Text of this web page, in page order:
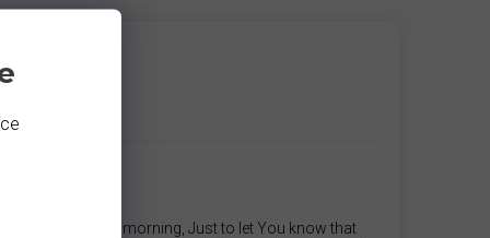
Good morning, Just to let You know that